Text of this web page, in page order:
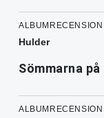
Hulder
Sömmarna